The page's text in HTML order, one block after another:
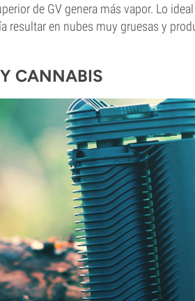
de GV genera más vapor. Lo
resultar en nubes muy gruesas y
CANNABIS